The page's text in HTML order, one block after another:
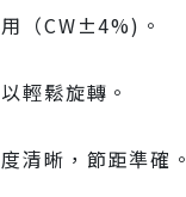
（CW±4%)。
輕鬆旋轉。
清晰，節距準確。